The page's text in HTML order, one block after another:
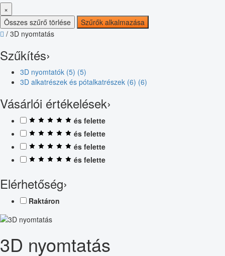
×
Összes szűrő törlése
Szűrők alkalmazása
/ 3D nyomtatás
Szűkítés›
3D nyomtatók (5) (5)
3D alkatrészek és pótalkatrészek (6) (6)
Vásárlói értékelések›
és felette
és felette
és felette
és felette
Elérhetőség›
Raktáron
3D nyomtatás